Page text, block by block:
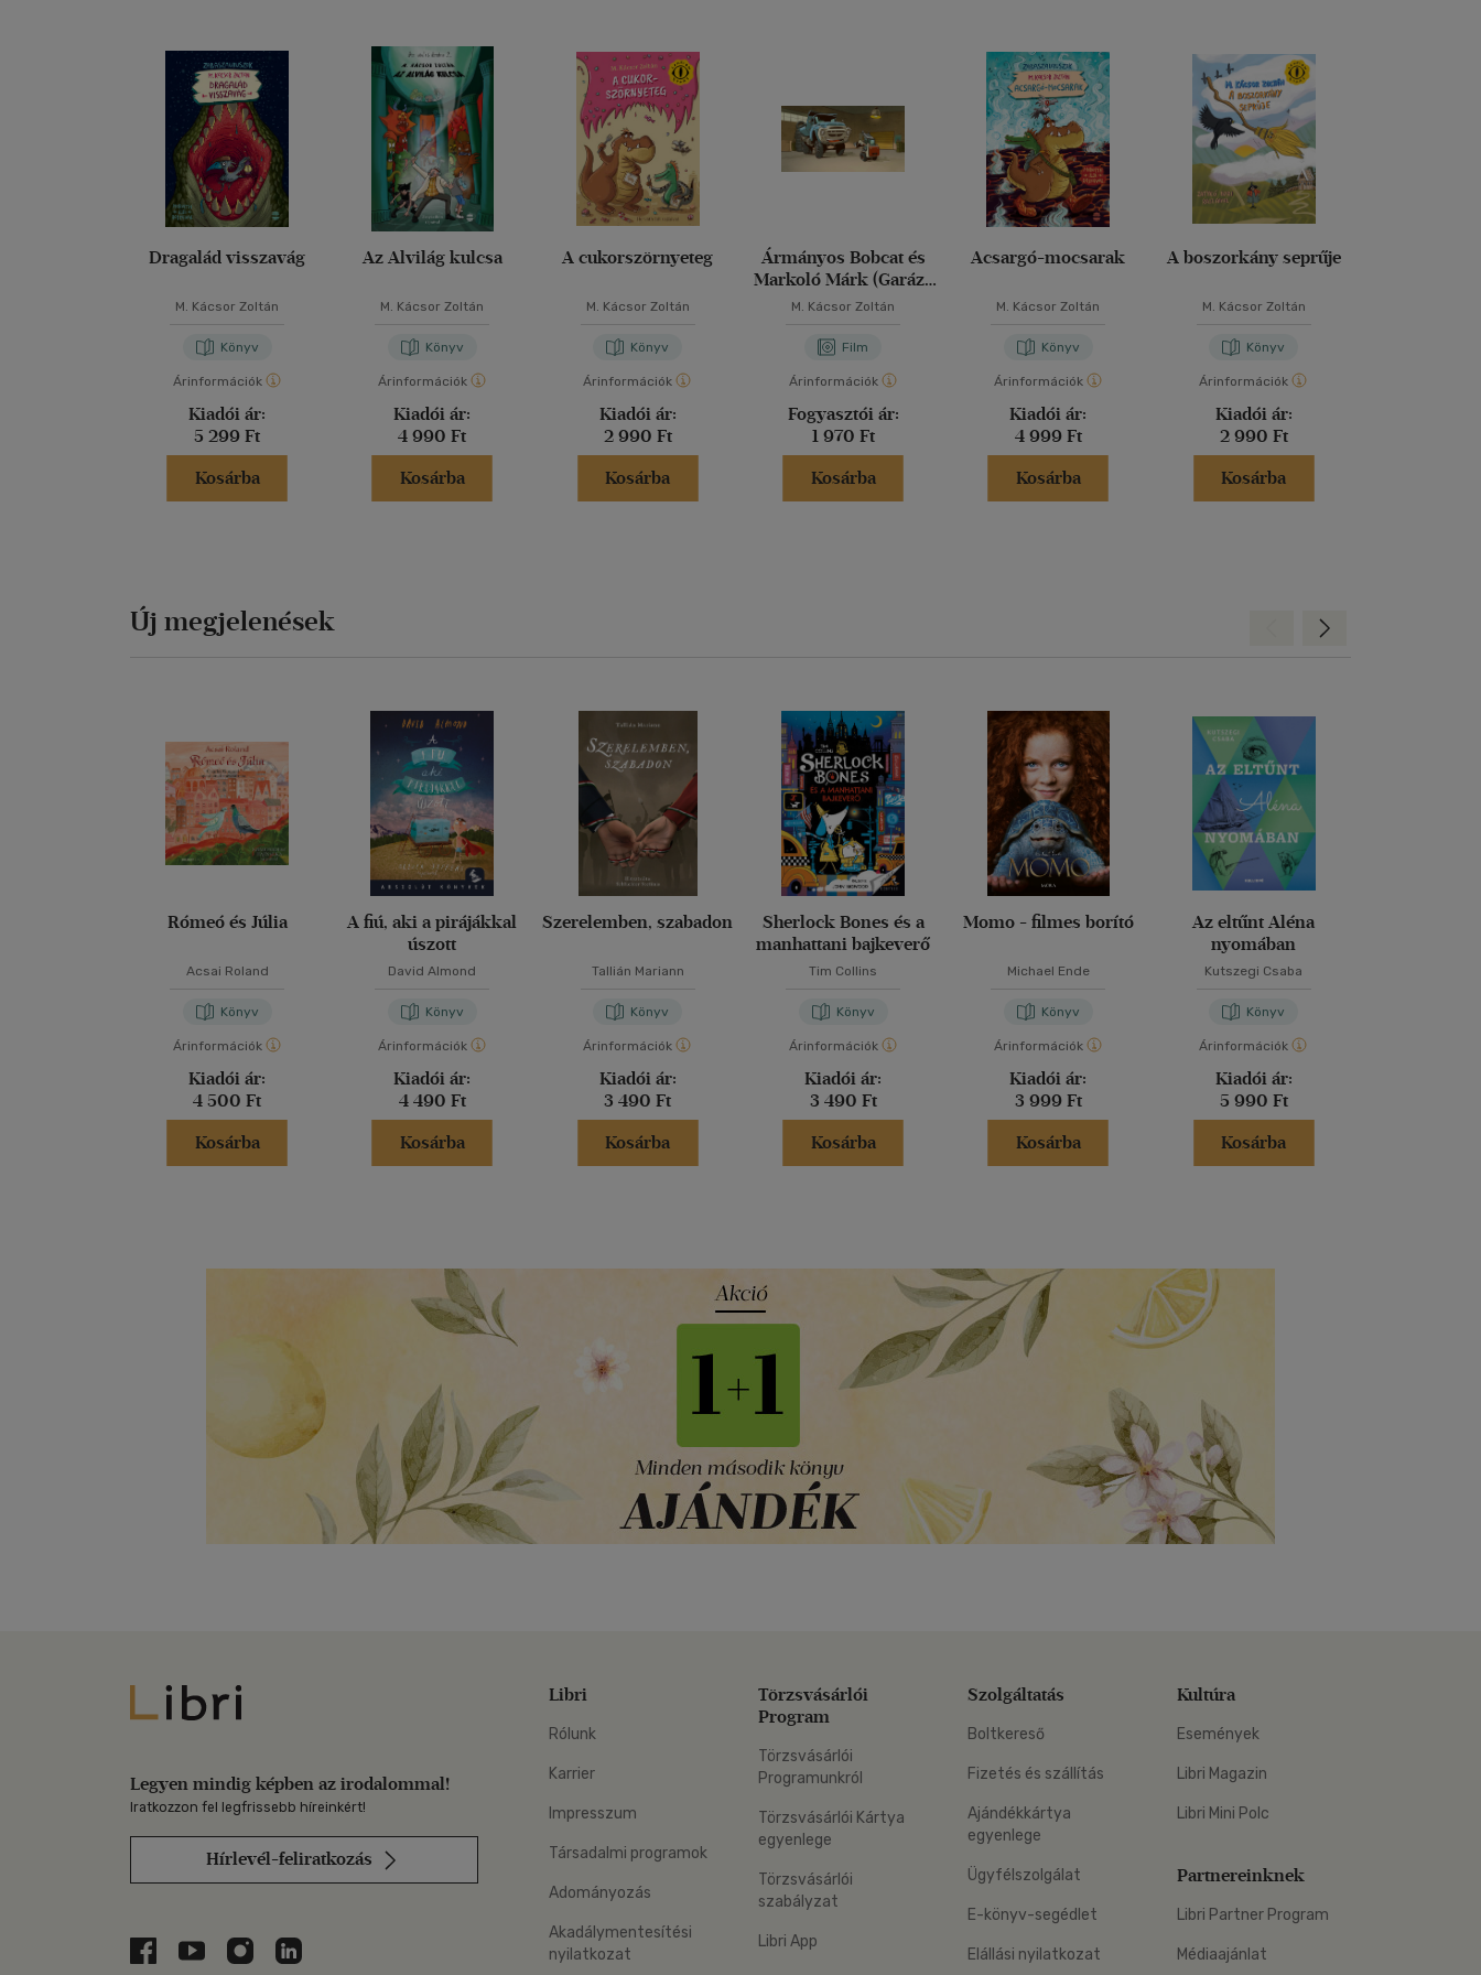
Dragalád visszavág
M. Kácsor Zoltán
Könyv
Árinformációk
Kiadói ár:
5 299 Ft
Kosárba
Az Alvilág kulcsa
M. Kácsor Zoltán
Könyv
Árinformációk
Kiadói ár:
4 990 Ft
Kosárba
A cukorszörnyeteg
M. Kácsor Zoltán
Könyv
Árinformációk
Kiadói ár:
2 990 Ft
Kosárba
Ármányos Bobcat és
Markoló Márk (Garázs
bagázs ) - Diafilm
M. Kácsor Zoltán
Film
Árinformációk
Fogyasztói ár:
1 970 Ft
Kosárba
Acsargó-mocsarak
M. Kácsor Zoltán
Könyv
Árinformációk
Kiadói ár:
4 999 Ft
Kosárba
A boszorkány seprűje
M. Kácsor Zoltán
Könyv
Árinformációk
Kiadói ár:
2 990 Ft
Kosárba
Új megjelenések
Rómeó és Júlia
Acsai Roland
Könyv
Árinformációk
Kiadói ár:
4 500 Ft
Kosárba
A fiú, aki a pirájákkal
úszott
David Almond
Könyv
Árinformációk
Kiadói ár:
4 490 Ft
Kosárba
Szerelemben, szabadon
Tallián Mariann
Könyv
Árinformációk
Kiadói ár:
3 490 Ft
Kosárba
Sherlock Bones és a
manhattani bajkeverő
Tim Collins
Könyv
Árinformációk
Kiadói ár:
3 490 Ft
Kosárba
Momo - filmes borító
Michael Ende
Könyv
Árinformációk
Kiadói ár:
3 999 Ft
Kosárba
Az eltűnt Aléna
nyomában
Kutszegi Csaba
Könyv
Árinformációk
Kiadói ár:
5 990 Ft
Kosárba
Előre
Libri
Legyen mindig képben az irodalommal!
Iratkozzon fel legfrissebb híreinkért!
Hírlevél-feliratkozás
Libri a Facebookon
Libri a Youtube-on
Libri az Instagramon
Libri a LinkedInen
Libri
Rólunk
Karrier
Impresszum
Társadalmi programok
Adományozás
Akadálymentesítési
nyilatkozat
Törzsvásárlói
Program
Törzsvásárlói
Programunkról
Törzsvásárlói Kártya
egyenlege
Törzsvásárlói
szabályzat
Libri App
Szolgáltatás
Boltkereső
Fizetés és szállítás
Ajándékkártya
egyenlege
Ügyfélszolgálat
E-könyv-segédlet
Elállási nyilatkozat
Kultúra
Események
Libri Magazin
Libri Mini Polc
Partnereinknek
Libri Partner Program
Médiaajánlat